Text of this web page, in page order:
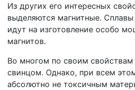
Из других его интересных
выделяются магнитные.
идут на изготовление особо
магнитов.
Во многом по своим
свинцом. Однако, при всем
абсолютно не токсичным